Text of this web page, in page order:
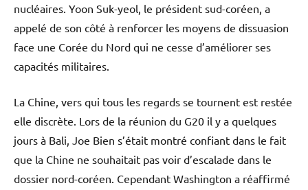
nucléaires. Yoon Suk-yeol, le président sud-coréen, a
appelé de son côté à renforcer les moyens de dissuasion
face une Corée du Nord qui ne cesse d’améliorer ses
capacités militaires.
La Chine, vers qui tous les regards se tournent est restée
elle discrète. Lors de la réunion du G20 il y a quelques
jours à Bali, Joe Bien s’était montré confiant dans le fait
que la Chine ne souhaitait pas voir d’escalade dans le
dossier nord-coréen. Cependant Washington a réaffirmé